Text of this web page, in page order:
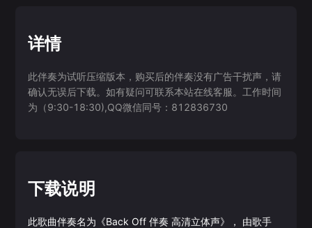
详情
此伴奏为试听压缩版本，购买后的伴奏没有广告干扰声，请
确认无误后下载。如有疑问可联系本站在线客服。工作时间
为（9:30-18:30),QQ微信同号：812836730
下载说明
此歌曲伴奏名为《Back Off 伴奏 高清立体声》， 由歌手